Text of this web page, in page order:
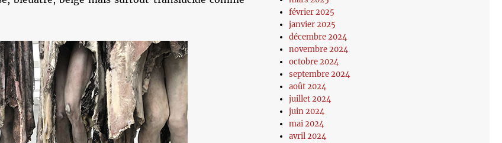
février 2025
janvier 2025
décembre 2024
novembre 2024
octobre 2024
septembre 2024
août 2024
juillet 2024
juin 2024
mai 2024
avril 2024